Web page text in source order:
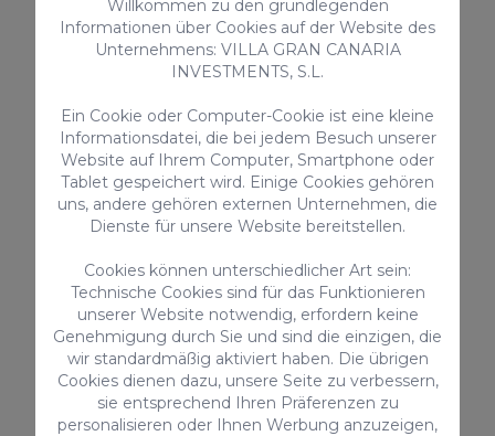
Strandblick
Küchenutensilien zur Verfügung gestellt
Haustiere nicht erlaubt
Wasserkessel
> ALLES ANSEHEN
Zusatzleistungen
Willkommen zu den grundlegenden
Informationen über Cookies auf der Website des
Unternehmens: VILLA GRAN CANARIA
INVESTMENTS, S.L.
Ein Cookie oder Computer-Cookie ist eine kleine
Informationsdatei, die bei jedem Besuch unserer
Website auf Ihrem Computer, Smartphone oder
Tablet gespeichert wird. Einige Cookies gehören
uns, andere gehören externen Unternehmen, die
Dienste für unsere Website bereitstellen.
Cookies können unterschiedlicher Art sein:
Technische Cookies sind für das Funktionieren
unserer Website notwendig, erfordern keine
Genehmigung durch Sie und sind die einzigen, die
wir standardmäßig aktiviert haben. Die übrigen
Cookies dienen dazu, unsere Seite zu verbessern,
sie entsprechend Ihren Präferenzen zu
personalisieren oder Ihnen Werbung anzuzeigen,